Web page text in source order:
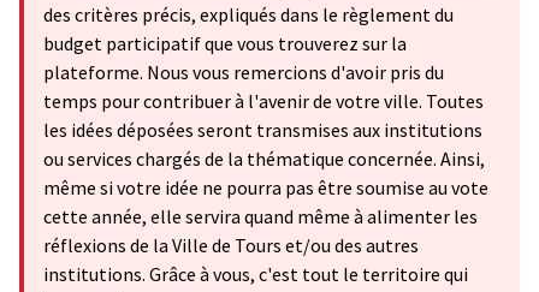
des critères précis, expliqués dans le règlement du
budget participatif que vous trouverez sur la
plateforme. Nous vous remercions d'avoir pris du
temps pour contribuer à l'avenir de votre ville. Toutes
les idées déposées seront transmises aux institutions
ou services chargés de la thématique concernée. Ainsi,
même si votre idée ne pourra pas être soumise au vote
cette année, elle servira quand même à alimenter les
réflexions de la Ville de Tours et/ou des autres
institutions. Grâce à vous, c'est tout le territoire qui